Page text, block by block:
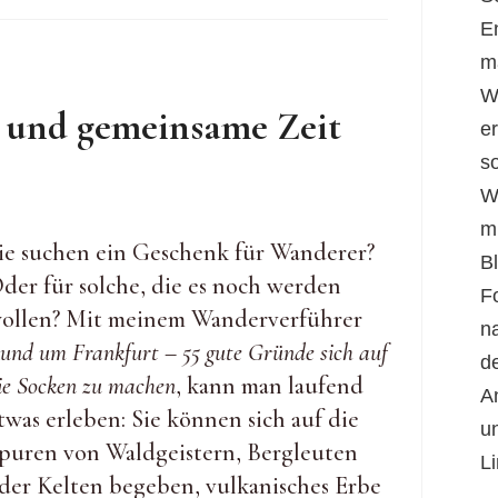
gemeinsame Zeit
suchen ein Geschenk für Wanderer?
für solche, die es noch werden
Mit meinem Wanderverführer
um Frankfurt – 55 gute Gründe sich auf
Socken zu machen, kann man laufend
erleben: Sie können sich auf die
von Waldgeistern, Bergleuten
Kelten begeben, vulkanisches Erbe